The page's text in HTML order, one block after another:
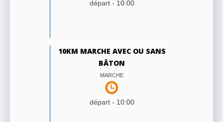
départ - 10:00
10KM MARCHE AVEC OU SANS
BÂTON
MARCHE
départ - 10:00